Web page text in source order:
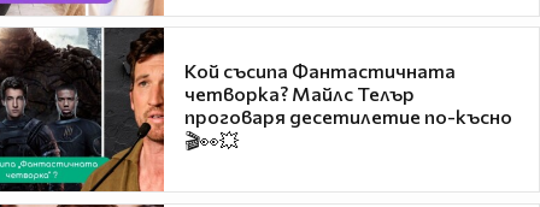
Кой съсипа Фантастичната
четворка? Майлс Телър
проговаря десетилетие по-късно
🎬👀💥